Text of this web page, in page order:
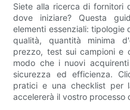
Siete alla ricerca di fornitori
dove iniziare? Questa
elementi essenziali: tipologie
qualità, quantità minima
prezzo, test sui campioni e
modo che i nuovi
sicurezza ed efficienza.
pratici e una checklist per
accelererà il vostro processo